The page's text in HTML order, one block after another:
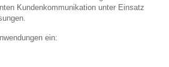
Kundenkommunikation unter Einsatz
ein: